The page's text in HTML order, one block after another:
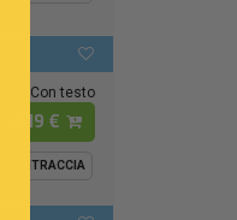
Con testo
2,19 €
MULTITRACCIA